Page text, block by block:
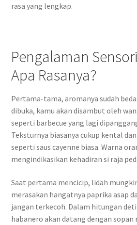
rasa yang lengkap.
Pengalaman
Apa Rasanya?
Pertama-tama, aromanya sudah
dibuka, kamu akan disambut oleh
seperti barbecue yang lagi
Teksturnya biasanya cukup kental
seperti saus cayenne biasa. Warna
mengindikasikan kehadiran si raja
Saat pertama mencicip, lidah
merasakan hangatnya paprika asap
jangan terkecoh. Dalam hitungan
habanero akan datang dengan sopan